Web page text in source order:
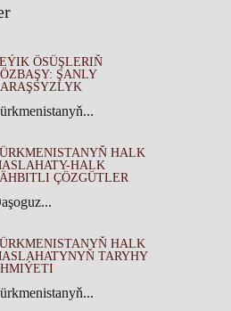
ÖSÜŞLERIŇ
ŞANLY
HALK
HALK
ÇÖZGÜTLER
HALK
TARYHY